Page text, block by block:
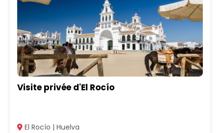
Visite privée d'El Rocío
El Rocío | Huelva